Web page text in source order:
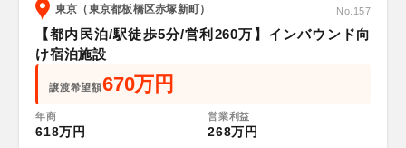
東京（東京都板橋区赤塚新町）
No.157
【都内民泊/駅徒歩5分/営利260万】インバウンド向
け宿泊施設
譲渡希望額670万円
年商
618万円
営業利益
268万円